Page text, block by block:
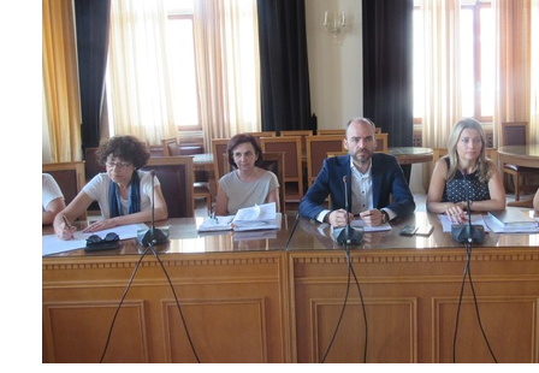
2010
2006
ΤΟΠΟΣ
ΠΟΛΙΤΙΣΜΟΣ
ΑΝΘΕΚΤΙΚΗ